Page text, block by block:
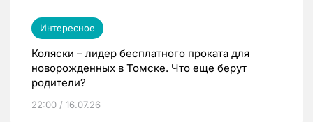
Интересное
Коляски – лидер бесплатного проката для
новорожденных в Томске. Что еще берут
родители?
22:00 / 16.07.26